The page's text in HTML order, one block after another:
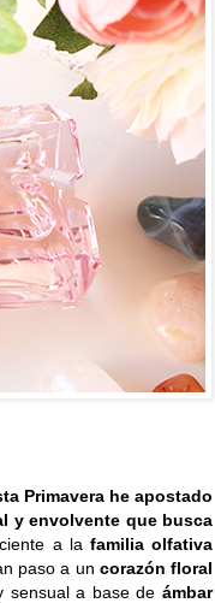
Primavera he apostado
y envolvente que busca
a la familia olfativa
paso a un corazón floral
sensual a base deámbar